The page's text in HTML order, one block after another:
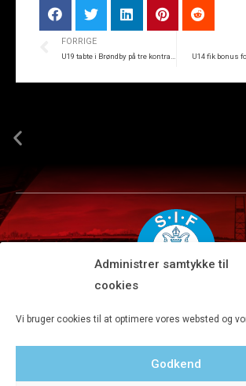
Administrer samtykke til
cookies
Vi bruger cookies til at optimere vores websted og
Godkend
FORRIGE
U14 fik bonus
Tlf 8680 4477 · Fax 8680 4647 · Kontortid